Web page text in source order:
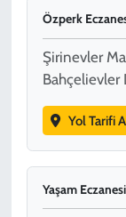
Özperk
Şirinevler
Bahçelievler
Yol Tarifi
Yaşam Eczanesi